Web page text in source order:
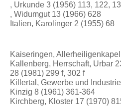
, Urkunde 3 (1956) 113, 122,
, Widumgut 13 (1966) 628
Italien, Karolinger 2 (1955) 68
Kaiseringen,
Kallenberg, Herrschaft, Urbar
28 (1981) 299 f, 302 f
Killertal, Gewerbe und
Kinzig 8 (1961) 361-364
Kirchberg, Kloster 17 (1970)